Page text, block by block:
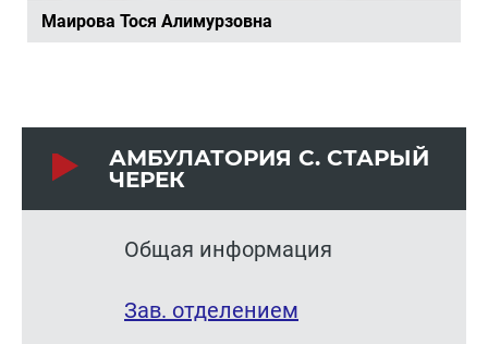
Ма­и­ро­ва Тося Али­мур­зов­на
АМ­БУ­ЛА­ТО­РИЯ С. СТА­РЫЙ
ЧЕРЕК
Общая информация
Зав. отделением